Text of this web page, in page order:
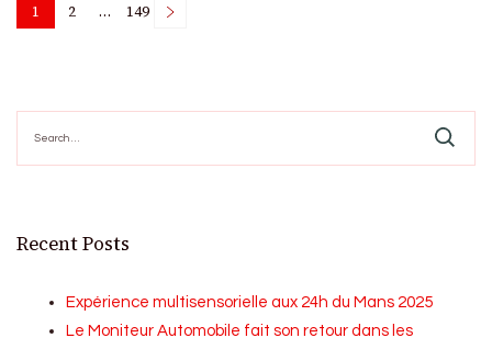
Posts
Page
1 Page
2 … Page
149
for:
Recent Posts
Expérience multisensorielle aux 24h du Mans 2025
Le Moniteur Automobile fait son retour dans les